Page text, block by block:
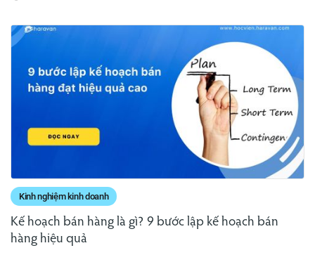
Kinh nghiệm kinh doanh
Kế hoạch bán hàng là gì? 9 bước lập kế hoạch bán
hàng hiệu quả